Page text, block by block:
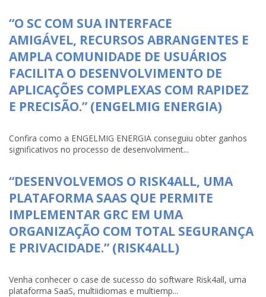
“O SC COM SUA INTERFACE
AMIGÁVEL, RECURSOS ABRANGENTES E
AMPLA COMUNIDADE DE USUÁRIOS
FACILITA O DESENVOLVIMENTO DE
APLICAÇÕES COMPLEXAS COM RAPIDEZ
E PRECISÃO.” (ENGELMIG ENERGIA)
Confira como a ENGELMIG ENERGIA conseguiu obter ganhos
significativos no processo de desenvolviment...
“DESENVOLVEMOS O RISK4ALL, UMA
PLATAFORMA SAAS QUE PERMITE
IMPLEMENTAR GRC EM UMA
ORGANIZAÇÃO COM TOTAL SEGURANÇA
E PRIVACIDADE.” (RISK4ALL)
Venha conhecer o case de sucesso do software Risk4all, uma
plataforma SaaS, multiidiomas e multiemp...